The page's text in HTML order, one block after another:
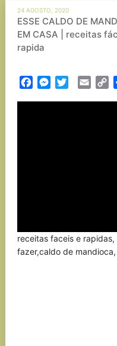
24 AGOSTO, 2020
ESSE CALDO DE
EM CASA | receitas
rapida
FacebookMessenger
TwitterEmail
receitas faceis e
fazer,caldo de